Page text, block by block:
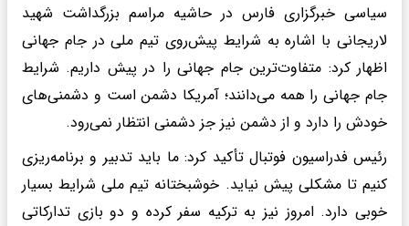
سیاسی خبرگزاری فارس در حاشیه مراسم بزرگداشت شهید
لاریجانی با اشاره به شرایط پیش‌روی تیم ملی در جام جهانی
اظهار کرد: متفاوت‌ترین جام جهانی را در پیش داریم. شرایط
جام جهانی را همه می‌دانند؛ آمریکا دشمن است و دشمنی‌های
خودش را دارد و از دشمن نیز جز دشمنی انتظار نمی‌رود.
رئیس فدراسیون فوتبال تأکید کرد: ما باید تدبیر و برنامه‌ریزی
کنیم تا مشکلی پیش نیاید. خوشبختانه تیم ملی شرایط بسیار
خوبی دارد. امروز نیز به ترکیه سفر کرده و دو بازی تدارکاتی